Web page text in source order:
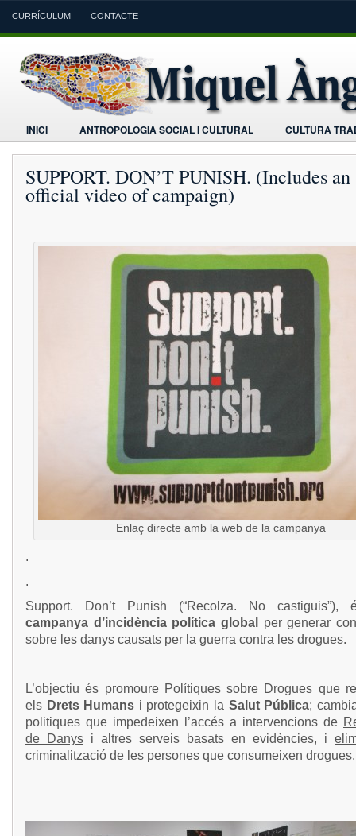
CURRÍCULUM CONTACTE
INICI ANTROPOLOGIA SOCIAL I CULTURAL CULTURA
SUPPORT. DON’T PUNISH. (Includes an
official video of campaign)
Enlaç directe amb la web de la campanya
.
.
Support. Don’t Punish (“Recolza. No castiguis”),
campanya d’incidència política global per generar
sobre les danys causats per la guerra contra les drogues.
L’objectiu és promoure Polítiques sobre Drogues que
els Drets Humans i protegeixin la Salut Pública;
politiques que impedeixen l’accés a intervencions de
de Danys i altres serveis basats en evidències, i
criminalització de les persones que consumeixen drogues.